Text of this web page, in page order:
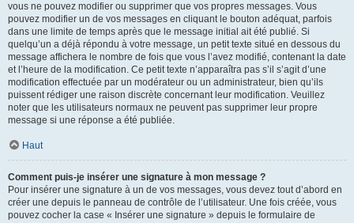
vous ne pouvez modifier ou supprimer que vos propres messages. Vous
pouvez modifier un de vos messages en cliquant le bouton adéquat, parfois
dans une limite de temps après que le message initial ait été publié. Si
quelqu’un a déjà répondu à votre message, un petit texte situé en dessous du
message affichera le nombre de fois que vous l’avez modifié, contenant la date
et l’heure de la modification. Ce petit texte n’apparaîtra pas s’il s’agit d’une
modification effectuée par un modérateur ou un administrateur, bien qu’ils
puissent rédiger une raison discrète concernant leur modification. Veuillez
noter que les utilisateurs normaux ne peuvent pas supprimer leur propre
message si une réponse a été publiée.
Haut
Comment puis-je insérer une signature à mon message ?
Pour insérer une signature à un de vos messages, vous devez tout d’abord en
créer une depuis le panneau de contrôle de l’utilisateur. Une fois créée, vous
pouvez cocher la case « Insérer une signature » depuis le formulaire de